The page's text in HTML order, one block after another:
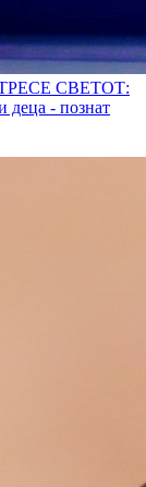
СВЕТОТ:
деца - познат